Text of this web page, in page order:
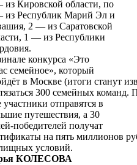
Кировской области, по
из Республик Марий Эл и
2 — из Саратовской
1 — из Республики
конкурса «Это
семейное», который
в Москве (итоги станут
300 семейных команд.
участники отправятся в
путешествия, а 30
победителей получат
на пять миллионов
условий.
КОЛЕСОВА